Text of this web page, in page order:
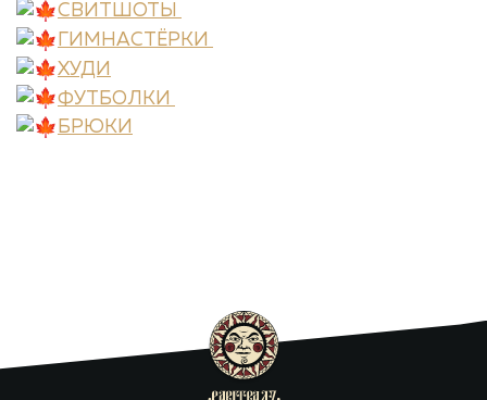
СВИТШОТЫ
ГИМНАСТЁРКИ
ХУДИ
ФУТБОЛКИ
БРЮКИ